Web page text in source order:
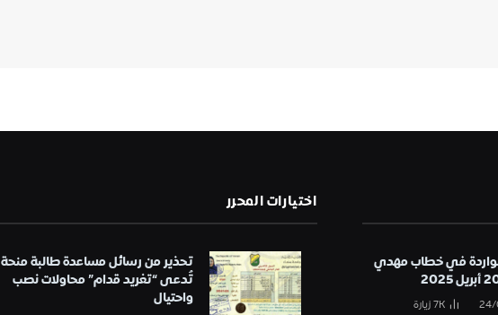
في خطاب مهدي
7Kزيارة
اختيارات المحرر
تحذير من رسائل مساعدة طالبة منحة
تُدعى “تغريد قدام” محاولات نصب
واحتيال